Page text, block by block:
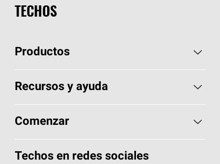
TECHOS
Productos
Elija sus tejas
Encuentre un contratista
Componentes para techos
Recursos y ayuda
Aspectos básicos sobre techos
Herramientas de diseño y color
Comenzar
Llame al 1-800-GET-PINK®
Techos en redes sociales